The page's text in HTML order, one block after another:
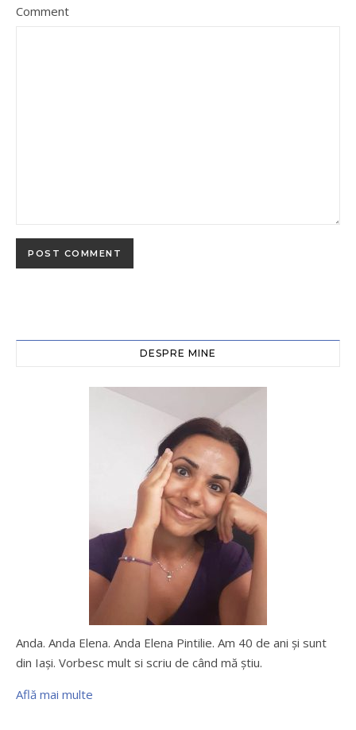
Comment
DESPRE MINE
Anda. Anda Elena. Anda Elena Pintilie. Am 40 de ani şi sunt
din Iaşi. Vorbesc mult si scriu de când mă ştiu.
Află mai multe